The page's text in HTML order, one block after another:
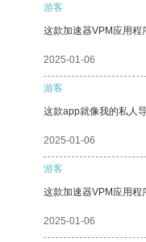
游客
这款加速器VPM应用程
2025-01-06
游客
这款app就像我的私人
2025-01-06
游客
这款加速器VPM应用程
2025-01-06